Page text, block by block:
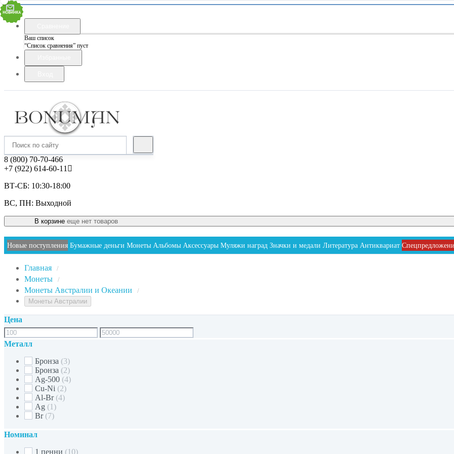
Ваш список
“Список сравнения” пуст
8 (800) 70-70-466
+7 (922) 614-60-11
ВТ-СБ: 10:30-18:00
ВС, ПН: Выходной
В корзине еще нет товаров
Новые поступления Бумажные деньги Монеты Альбомы Аксессуары Муляжи наград Значки и медали Литература Антиквариат
Главная /
Монеты /
Монеты Австралии и Океании /
Монеты Австралии
Цена
Металл
Бронза (3)
Бронзa (2)
Ag-500 (4)
Cu-Ni (2)
Al-Br (4)
Ag (1)
Br (7)
Номинал
1 пенни (10)